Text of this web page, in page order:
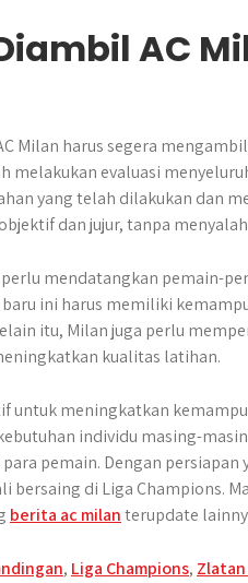
AC
Milan harus segera
evaluasi
yang telah dilakukan dan
dan jujur, tanpa
mendatangkan pemain-
ini harus memiliki
itu, Milan juga perlu
kualitas latihan.
untuk meningkatkan
individu masing-
pemain. Dengan persiapan
di Liga Champions.
berita ac milanterupdate
, Liga Champions, Zlatan